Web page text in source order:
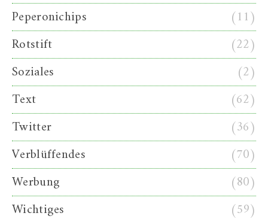
Peperonichips
(11)
Rotstift
(22)
Soziales
(2)
Text
(62)
Twitter
(36)
Verblüffendes
(70)
Werbung
(80)
Wichtiges
(59)